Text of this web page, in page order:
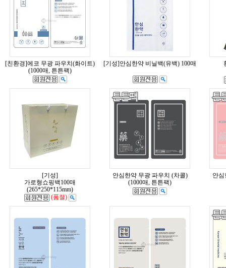
[친환경]에코 무광 파우치(화이트)
(1000매, 튼튼팩)
[기성]안심한약 비닐백(유백) 100매
[기성]
가로형쇼핑백100매
(265*250*115mm)
(품절)
안심한약 무광 파우치 (차콜)
(1000매, 튼튼팩)
안심